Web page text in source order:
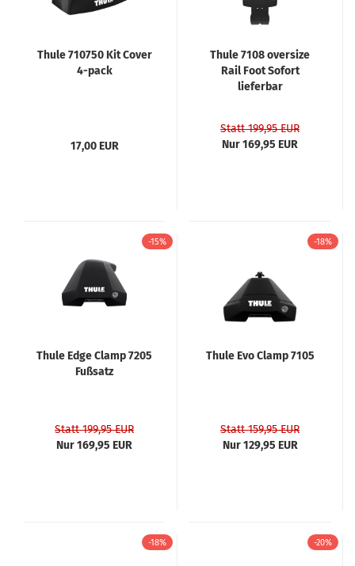
Thule 710750 Kit Cover
4-pack
17,00 EUR
Thule 7108 oversize
Rail Foot Sofort
lieferbar
Statt 199,95 EUR
Nur 169,95 EUR
-15%
Thule Edge Clamp 7205
Fußsatz
Statt 199,95 EUR
Nur 169,95 EUR
-18%
Thule Evo Clamp 7105
Statt 159,95 EUR
Nur 129,95 EUR
-18% -20%